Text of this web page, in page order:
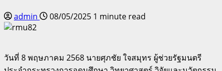
admin 08/05/2025 1 minute read
วันที่ 8 พฤษภาคม 2568 นายศุภชัย ใจสมุทร ผู้ช่วยรัฐมนตรี